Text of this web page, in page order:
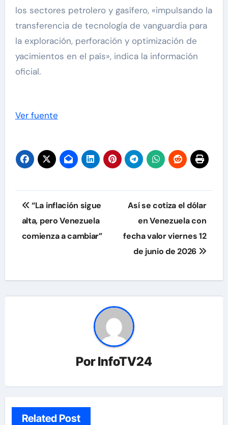
los sectores petrolero y gasífero, «impulsando la
transferencia de tecnología de vanguardia para
la exploración, perforación y optimización de
yacimientos en el país», indica la información
oficial.
Ver fuente
Navegación
de
entradas
“La inflación sigue
alta, pero Venezuela
comienza a cambiar”
Así se cotiza el dólar
en Venezuela con
fecha valor viernes 12
de junio de 2026
PorInfoTV24
Related Post